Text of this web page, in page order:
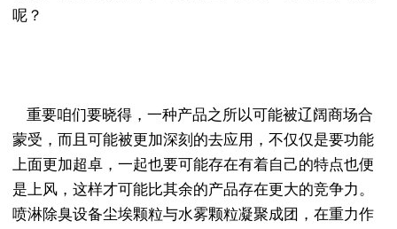
呢？
重要咱们要晓得，一种产品之所以可能被辽阔商场合
蒙受，而且可能被更加深刻的去应用，不仅仅是要功能
上面更加超卓，一起也要可能存在有着自己的特点也便
是上风，这样才可能比其余的产品存在更大的竞争力。
喷淋除臭设备尘埃颗粒与水雾颗粒凝聚成团，在重力作